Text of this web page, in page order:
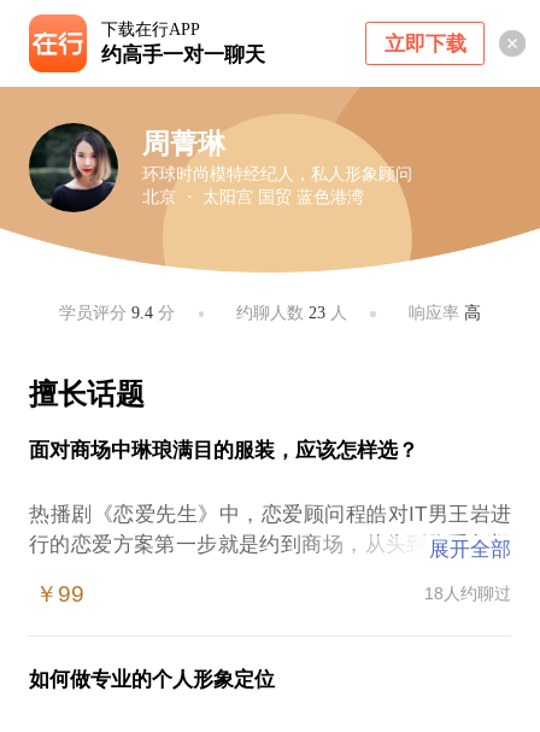
下载在行APP
约高手一对一聊天 立即下载
周菁琳
环球时尚模特经纪人，私人形象顾问
北京 ・ 太阳宫 国贸 蓝色港湾
学员评分9.4 分 约聊人数 23人 响应率 高
擅长话题
面对商场中琳琅满目的服装，应该怎样选？
热播剧《恋爱先生》中，恋爱顾问程皓对IT男王岩进
行的恋爱方案第一步就是约到商场，从头到脚重新塑
不敢追求，程皓为王岩从穿衣、发型等一系列进行
神的好感。
你知道形象有多重要吗？它无时无刻不在悄悄告诉周
展开全部
￥99 18人约聊过
如何做专业的个人形象定位